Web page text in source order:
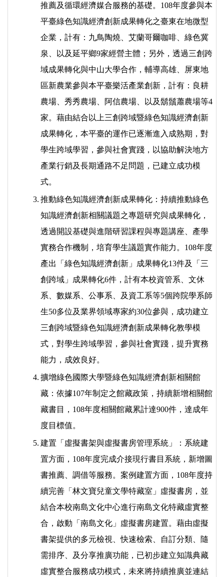
推薦及循環經濟媒合服務的基礎。108年度參與本
平臺綠色知識經濟創新成果轉化之臺東在地微型
企業，計有：九鳥陶燒、艾蘭哥爾咖啡、綠色冀
泉、以及延平鄉9家經營主體；另外，透過三創跨
域成果轉化與中山大學合作，輔導高雄、屏東地
區新農業參與本平臺樂活產業創新，計有：良耕
農場、秀秀農場、阿信農場、以及鬍鬚蕭農場等4
家。藉由結合以上三創跨域暨綠色知識經濟創新
成果轉化，本平臺的運作已逐漸進入成熟期，對
學生跨域學習，參與社會實踐，以協助解決地方
產業行銷及長期通路不足問題，已建立成功模
式。
3. 推動綠色知識經濟創新成果轉化：持續推動綠色
知識經濟創新相關議題之專題研究與成果轉化，
透過開設基礎與進階研習課程與專題講座、產學
實務合作機制，培育學生議題實作能力。108年度
產出「綠色知識經濟創新」成果轉化13件及「三
創跨域」成果轉化6件，計有本校資管系、文休
系、數媒系、公事系、及資工系等5個跨院學系師
生50多位及業界領域專家約30位參與，成功建立
三創跨域暨綠色知識經濟創新成果轉化教學模
式，對學生跨域學習，參與社會實踐，提升實務
能力，成效良好。
4. 擴增綠色國際大學暨綠色知識經濟創新相關館
藏：依據107年制定之館藏政策，持續新增相關館
藏書目，108年度相關館藏累計達900件，達成年
度目標值。
5. 建置「虛擬書架與虛擬書房管理系統」：系統建
置方面，108年度完成介接現行書目系統，新增圖
書推薦、調借等服務。案例建置方面，108年度持
續完善「林文寶兒童文學特藏室」虛擬書房，並
結合本校南島文化中心進行南島文化特藏虛實整
合，啟動「南島文化」虛擬書房建置。藉由虛擬
書架提供的多元檢視、快速檢索、自訂分類、隨
需排序、及分享推廣功能，已初步建立知識典藏
虛實整合服務成功模式，未來將持續推廣並連結